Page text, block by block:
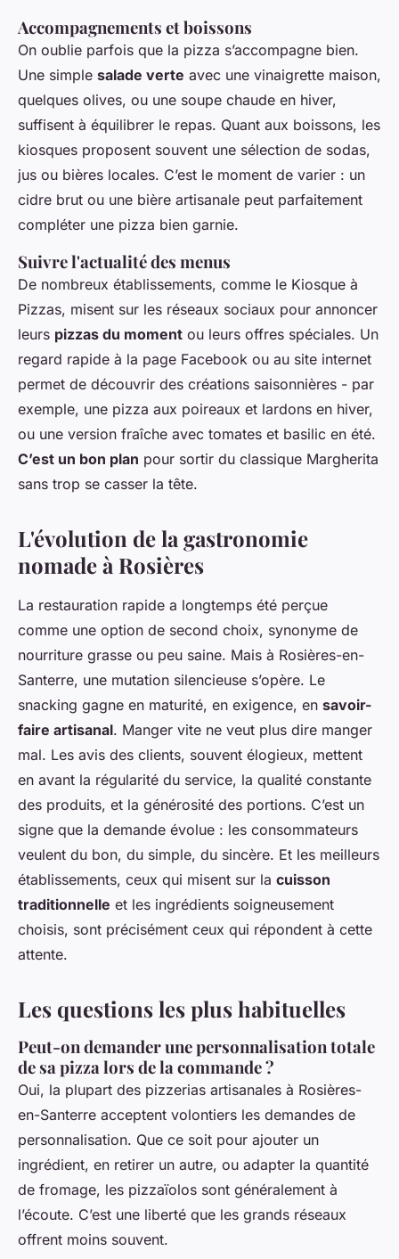
Accompagnements et boissons
On oublie parfois que la pizza s’accompagne bien.
Une simple salade verte avec une vinaigrette maison,
quelques olives, ou une soupe chaude en hiver,
suffisent à équilibrer le repas. Quant aux boissons, les
kiosques proposent souvent une sélection de sodas,
jus ou bières locales. C’est le moment de varier : un
cidre brut ou une bière artisanale peut parfaitement
compléter une pizza bien garnie.
Suivre l'actualité des menus
De nombreux établissements, comme le Kiosque à
Pizzas, misent sur les réseaux sociaux pour annoncer
leurs pizzas du moment ou leurs offres spéciales. Un
regard rapide à la page Facebook ou au site internet
permet de découvrir des créations saisonnières - par
exemple, une pizza aux poireaux et lardons en hiver,
ou une version fraîche avec tomates et basilic en été.
C’est un bon plan pour sortir du classique Margherita
sans trop se casser la tête.
L'évolution de la gastronomie
nomade à Rosières
La restauration rapide a longtemps été perçue
comme une option de second choix, synonyme de
nourriture grasse ou peu saine. Mais à Rosières-en-
Santerre, une mutation silencieuse s’opère. Le
snacking gagne en maturité, en exigence, en savoir-
faire artisanal. Manger vite ne veut plus dire manger
mal. Les avis des clients, souvent élogieux, mettent
en avant la régularité du service, la qualité constante
des produits, et la générosité des portions. C’est un
signe que la demande évolue : les consommateurs
veulent du bon, du simple, du sincère. Et les meilleurs
établissements, ceux qui misent sur la cuisson
traditionnelle et les ingrédients soigneusement
choisis, sont précisément ceux qui répondent à cette
attente.
Les questions les plus habituelles
Peut-on demander une personnalisation totale
de sa pizza lors de la commande ?
Oui, la plupart des pizzerias artisanales à Rosières-
en-Santerre acceptent volontiers les demandes de
personnalisation. Que ce soit pour ajouter un
ingrédient, en retirer un autre, ou adapter la quantité
de fromage, les pizzaïolos sont généralement à
l’écoute. C’est une liberté que les grands réseaux
offrent moins souvent.